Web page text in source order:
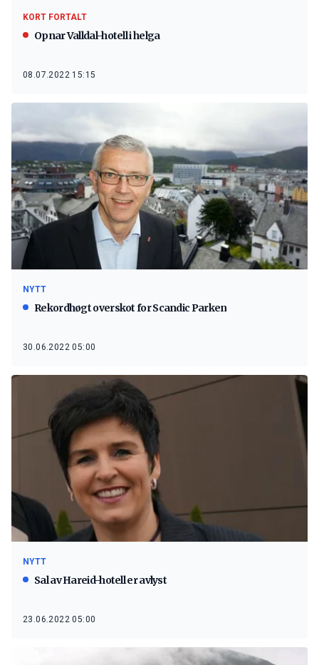
KORT FORTALT
Opnar Valldal-hotell i helga
08.07.2022 15:15
NYTT
Rekordhøgt overskot for Scandic Parken
30.06.2022 05:00
NYTT
Sal av Hareid-hotell er avlyst
23.06.2022 05:00